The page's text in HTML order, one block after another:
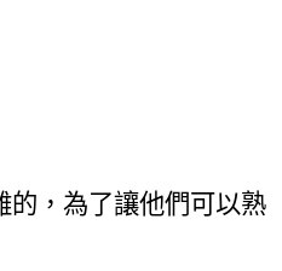
的，為了讓他們可以熟